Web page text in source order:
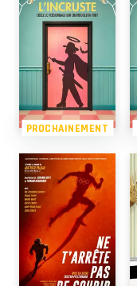
PROCHAINEMENT